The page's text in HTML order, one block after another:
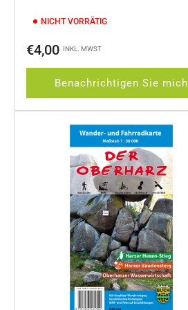
NICHT VORRÄTIG
Normaler
€4,00 INKL. MWST
Benachrichtigen Sie mich